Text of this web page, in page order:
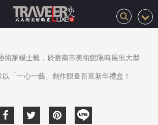
術家楊士毅，於臺南市美術館限時展出大型
「一心一藝」創作限量百富新年禮盒！